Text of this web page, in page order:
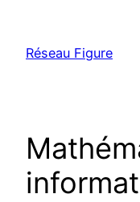
contenu
Réseau Figure